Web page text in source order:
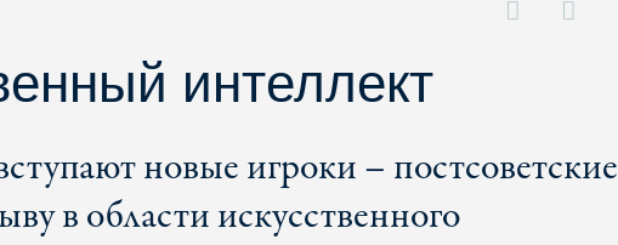
интеллект
новые игроки – постсоветские
в области искусственного